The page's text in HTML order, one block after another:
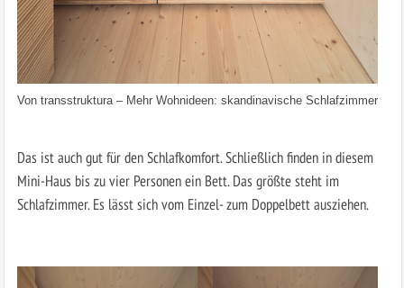
Von transstruktura– Mehr Wohnideen: skandinavische Schlafzimmer
Das ist auch gut für den Schlafkomfort. Schließlich finden in diesem
Mini-Haus bis zu vier Personen ein Bett. Das größte steht im
Schlafzimmer. Es lässt sich vom Einzel- zum Doppelbett ausziehen.